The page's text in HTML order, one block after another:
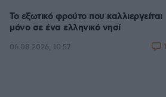
Το εξωτικό φρούτο που καλλιεργείται
μόνο σε ένα ελληνικό νησί
06.08.2026, 10:57